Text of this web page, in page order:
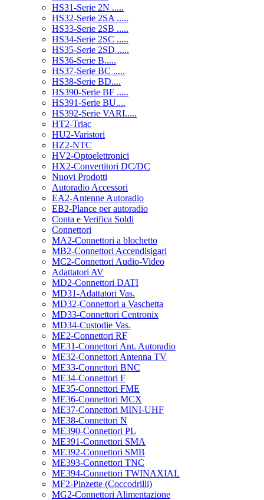
HS31-Serie 2N .....
HS32-Serie 2SA .....
HS33-Serie 2SB .....
HS34-Serie 2SC .....
HS35-Serie 2SD .....
HS36-Serie B.....
HS37-Serie BC .....
HS38-Serie BD....
HS390-Serie BF .....
HS391-Serie BU....
HS392-Serie VARI.....
HT2-Triac
HU2-Varistori
HZ2-NTC
HV2-Optoelettronici
HX2-Convertitori DC/DC
Nuovi Prodotti
Autoradio Accessori
EA2-Antenne Autoradio
EB2-Plance per autoradio
Conta e Verifica Soldi
Connettori
MA2-Connettori a blochetto
MB2-Connettori Accendisigari
MC2-Connettori Audio-Video
Adattatori AV
MD2-Connettori DATI
MD31-Adattatori Vas.
MD32-Connettori a Vaschetta
MD33-Connettori Centronix
MD34-Custodie Vas.
ME2-Connettori RF
ME31-Connettori Ant. Autoradio
ME32-Connettori Antenna TV
ME33-Connettori BNC
ME34-Connettori F
ME35-Connettori FME
ME36-Connettori MCX
ME37-Connettori MINI-UHF
ME38-Connettori N
ME390-Connettori PL
ME391-Connettori SMA
ME392-Connettori SMB
ME393-Connettori TNC
ME394-Connettori TWINAXIAL
MF2-Pinzette (Coccodrilli)
MG2-Connettori Alimentazione